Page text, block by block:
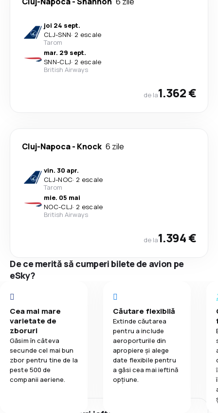
joi 24 sept.
CLJ-SNN· 2 escale
Tarom
mar. 29 sept.
SNN-CLJ· 2 escale
British Airways
de la1.362 €
Cluj-Napoca- Knock 6 zile
vin. 30 apr.
CLJ-NOC· 2 escale
Tarom
mie. 05 mai
NOC-CLJ· 2 escale
British Airways
de la1.394 €
De ce merită să cumperi bilete de avion pe
eSky?
Cea mai mare
varietate de
zboruri
Găsim în câteva
secunde cel mai bun
zbor pentru tine de la
peste 500 de
companii aeriene.
Căutare flexibilă
Extinde căutarea
pentru a include
aeroporturile din
apropiere și alege
date flexibile pentru
a găsi cea mai ieftină
opțiune.